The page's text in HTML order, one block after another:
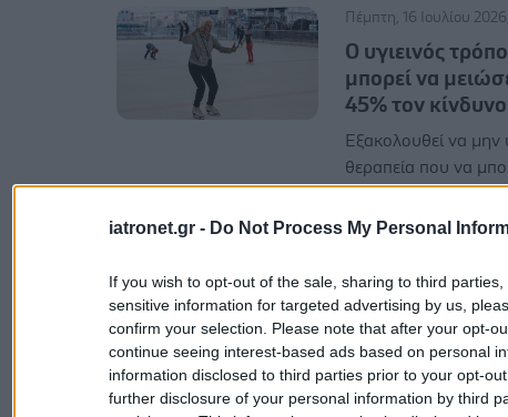
iatronet.gr - Do Not Process My Personal
If you wish to opt-out of the sale, sharing to third
sensitive information for targeted advertising by us,
confirm your selection. Please note that after your opt-
continue seeing interest-based ads based on personal
information disclosed to third parties prior to your opt-
further disclosure of your personal information by third
Πέμπτη, 16 Ιουλίου
O υγιεινός
μπορεί να
45% τον
Εξακολουθεί να μην
θεραπεία που να
Τρίτη, 30 Ιουνίου 2026,
Κεφαλιές στο
Πόσο